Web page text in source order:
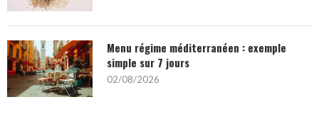
Menu régime méditerranéen : exemple
simple sur 7 jours
02/08/2026